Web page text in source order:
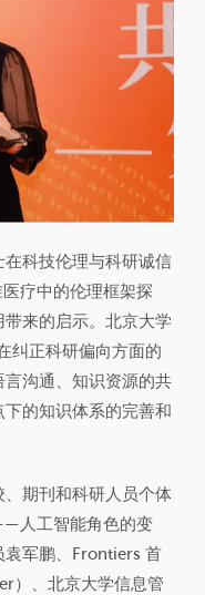
科技伦理与科研诚信
疗中的伦理框架探
来的启示。北京大学
纠正科研偏向方面的
沟通、知识资源的共
的知识体系的完善和
期刊和科研人员个体
人工智能角色的变
袁军鹏、Frontiers 首
）、北京大学信息管